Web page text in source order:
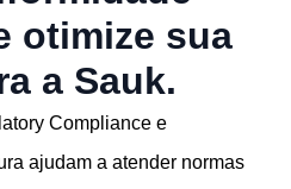
otimize sua
a Sauk.
Compliance e
ajudam a atender normas